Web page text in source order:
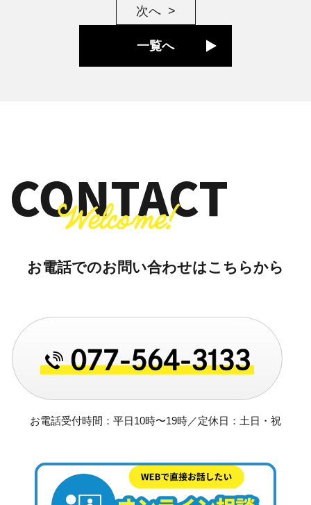
次へ
一覧へ
お電話でのお問い合わせはこちらから
お電話受付時間：平日10時〜19時／定休日：土日・祝